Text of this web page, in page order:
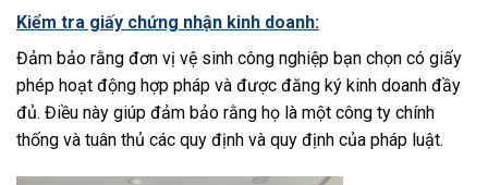
Kiểm tra giấy chứng nhận kinh doanh:
Đảm bảo rằng đơn vị vệ sinh công nghiệp bạn chọn có giấy
phép hoạt động hợp pháp và được đăng ký kinh doanh đầy
đủ. Điều này giúp đảm bảo rằng họ là một công ty chính
thống và tuân thủ các quy định và quy định của pháp luật.